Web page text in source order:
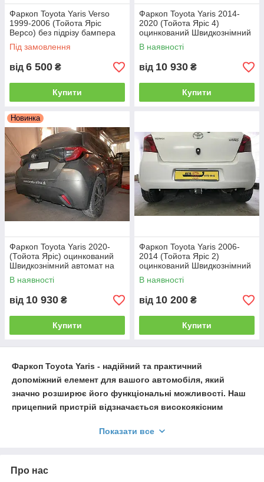
зусиль і додаткового інструменту монтувати і
демонтувати прицепний шар, але мають
більш високу вартість..
такий тип, як "Американець під вставку".
Тип цього ТЗП дозволяє досить швидко
монтувати зчіпний шар на автомобіль, а
виробництво в Україні робить такі фаркопи
відносно недорогими.
Телефонуйте, і ми відповімо на всі ваші
питання!
Фаркоп Toyota Yaris Verso
1999-2006 (Тойота Яріс
Версо) без підрізу бампера
Під замовлення
від 6 500 ₴
Купити
Фаркоп Toyota Yaris 2014-
2020 (Тойота Яріс 4)
оцинкований Швидкознімний
автомат на ручці
В наявності
від 10 930 ₴
Купити
Новинка
Фаркоп Toyota Yaris 2020-
(Тойота Яріс) оцинкований
Швидкознімний автомат на
ручці
В наявності
від 10 930 ₴
Купити
Фаркоп Toyota Yaris 2006-
2014 (Тойота Яріс 2)
оцинкований Швидкознімний
автомат на ручці
В наявності
від 10 200 ₴
Купити
Фаркоп Toyota Yaris - надійний та практичний
допоміжний елемент для вашого автомобіля, який
значно розширює його функціональні можливості. Наш
прицепний пристрій відзначається високоякісним
довговічність та безпеку використання.
Toyota Yaris
Завдяки сучасним технологіям та відмінній якості матеріалів,
Показати все
Про нас